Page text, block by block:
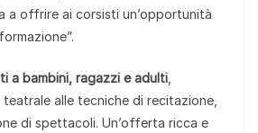
a offrire ai corsisti un’opportunità
a bambini, ragazzi e adulti
alle tecniche di recitazione,
di spettacoli. Un’offerta ricca e